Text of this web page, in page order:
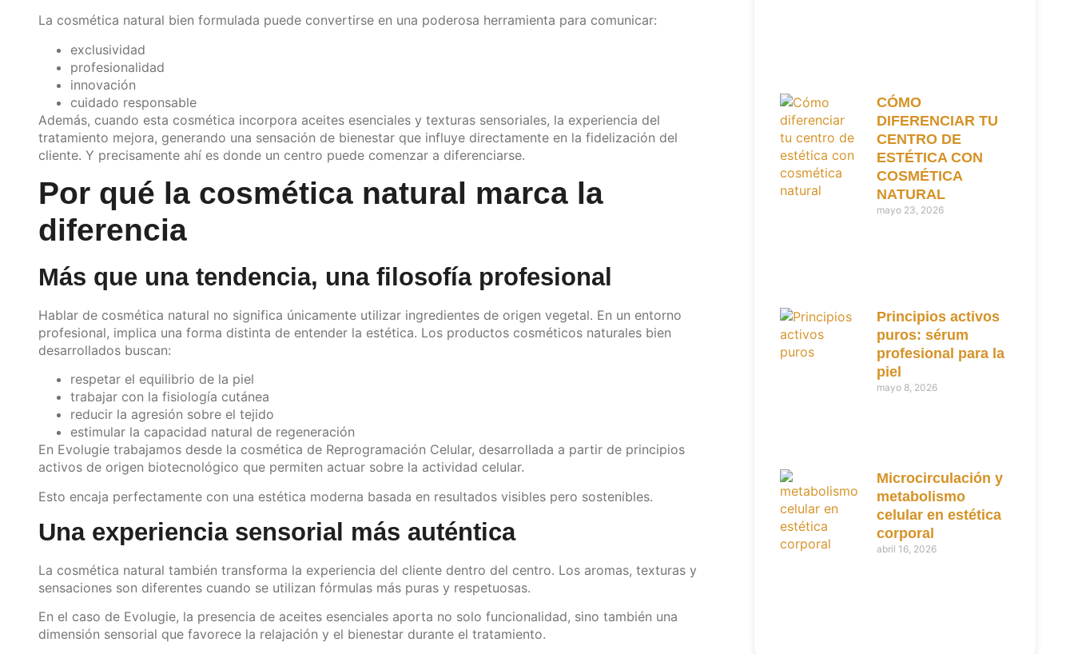
La cosmética natural bien formulada puede convertirse en una poderosa herramienta para comunicar:
exclusividad
profesionalidad
innovación
cuidado responsable
Además, cuando esta cosmética incorpora aceites esenciales y texturas sensoriales, la experiencia del
tratamiento mejora, generando una sensación de bienestar que influye directamente en la fidelización del
cliente. Y precisamente ahí es donde un centro puede comenzar a diferenciarse.
Por qué la cosmética natural marca la
diferencia
Más que una tendencia, una filosofía profesional
Hablar de cosmética natural no significa únicamente utilizar ingredientes de origen vegetal. En un entorno
profesional, implica una forma distinta de entender la estética. Los productos cosméticos naturales bien
desarrollados buscan:
respetar el equilibrio de la piel
trabajar con la fisiología cutánea
reducir la agresión sobre el tejido
estimular la capacidad natural de regeneración
En Evolugie trabajamos desde la cosmética de Reprogramación Celular, desarrollada a partir de principios
activos de origen biotecnológico que permiten actuar sobre la actividad celular.
Esto encaja perfectamente con una estética moderna basada en resultados visibles pero sostenibles.
Una experiencia sensorial más auténtica
La cosmética natural también transforma la experiencia del cliente dentro del centro. Los aromas, texturas y
sensaciones son diferentes cuando se utilizan fórmulas más puras y respetuosas.
En el caso de Evolugie, la presencia de aceites esenciales aporta no solo funcionalidad, sino también una
dimensión sensorial que favorece la relajación y el bienestar durante el tratamiento.
CÓMO
DIFERENCIAR TU
CENTRO DE
ESTÉTICA CON
COSMÉTICA
NATURAL
mayo 23, 2026
Principios activos
puros: sérum
profesional para la
piel
mayo 8, 2026
Microcirculación y
metabolismo
celular en estética
corporal
abril 16, 2026